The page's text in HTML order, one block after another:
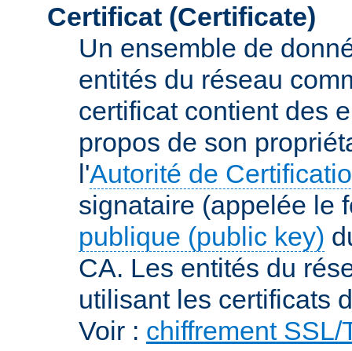
Certificat (Certificate)
Un ensemble de
entités du réseau
certificat contient des
propos de son
l'Autorité de
signataire (appelée le
publique (public key)
CA. Les entités du
utilisant les certificats
Voir : chiffrement SSL/